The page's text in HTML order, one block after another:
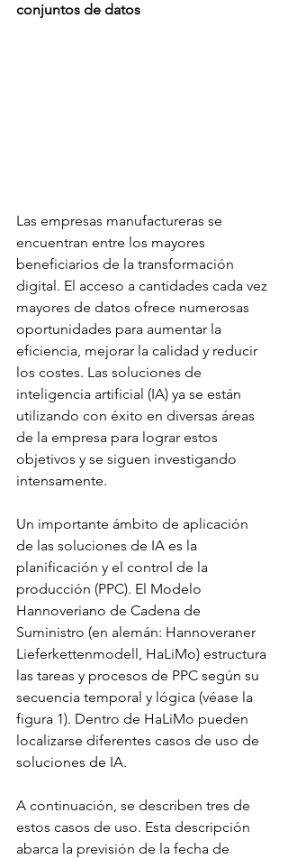
conjuntos de datos
Las empresas manufactureras se
encuentran entre los mayores
beneficiarios de la transformación
digital. El acceso a cantidades cada vez
mayores de datos ofrece numerosas
oportunidades para aumentar la
eficiencia, mejorar la calidad y reducir
los costes. Las soluciones de
inteligencia artificial (IA) ya se están
utilizando con éxito en diversas áreas
de la empresa para lograr estos
objetivos y se siguen investigando
intensamente.
Un importante ámbito de aplicación
de las soluciones de IA es la
planificación y el control de la
producción (PPC). El Modelo
Hannoveriano de Cadena de
Suministro (en alemán: Hannoveraner
Lieferkettenmodell, HaLiMo) estructura
las tareas y procesos de PPC según su
secuencia temporal y lógica (véase la
figura 1). Dentro de HaLiMo pueden
localizarse diferentes casos de uso de
soluciones de IA.
A continuación, se describen tres de
estos casos de uso. Esta descripción
abarca la previsión de la fecha de